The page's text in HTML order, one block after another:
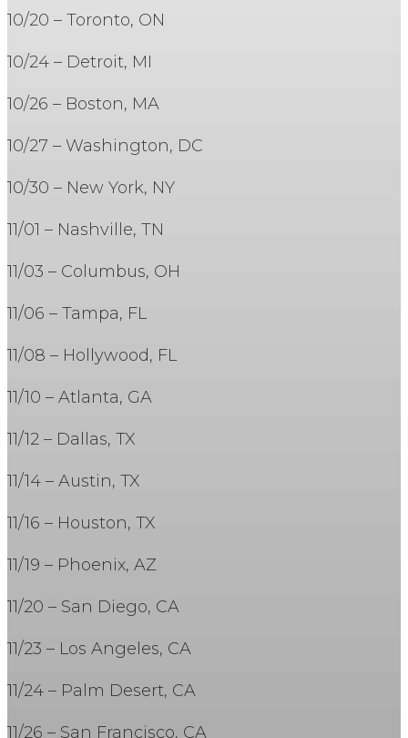
10/20 – Toronto, ON
10/24 – Detroit, MI
10/26 – Boston, MA
10/27 – Washington, DC
10/30 – New York, NY
11/01 – Nashville, TN
11/03 – Columbus, OH
11/06 – Tampa, FL
11/08 – Hollywood, FL
11/10 – Atlanta, GA
11/12 – Dallas, TX
11/14 – Austin, TX
11/16 – Houston, TX
11/19 – Phoenix, AZ
11/20 – San Diego, CA
11/23 – Los Angeles, CA
11/24 – Palm Desert, CA
11/26 – San Francisco, CA